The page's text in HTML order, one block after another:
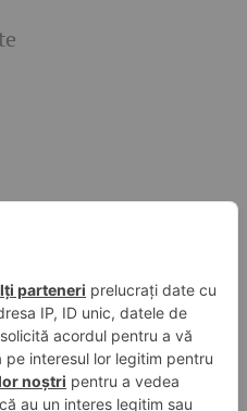
interesează
evenimente și subiecte de
cuvânt-cheie și descoperă